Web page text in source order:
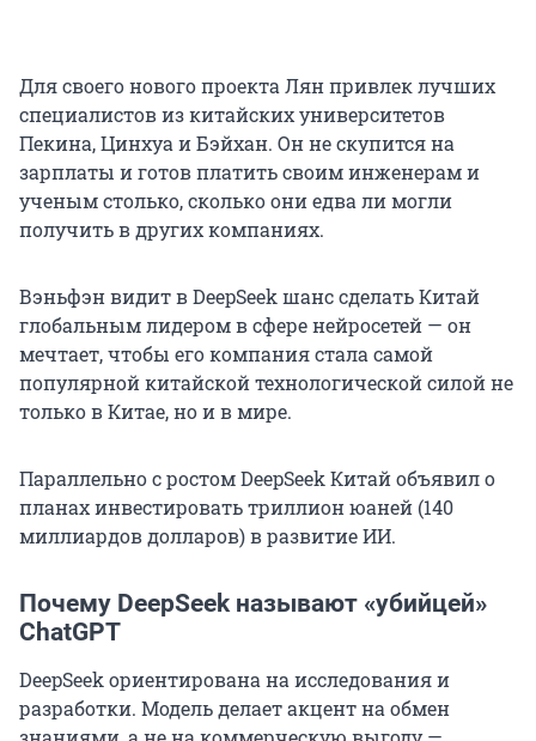
Для своего нового проекта Лян привлек лучших
специалистов из китайских университетов
Пекина, Цинхуа и Бэйхан. Он не скупится на
зарплаты и готов платить своим инженерам и
ученым столько, сколько они едва ли могли
получить в других компаниях.
Вэньфэн видит в DeepSeek шанс сделать Китай
глобальным лидером в сфере нейросетей — он
мечтает, чтобы его компания стала самой
популярной китайской технологической силой не
только в Китае, но и в мире.
Параллельно с ростом DeepSeek Китай объявил о
планах инвестировать триллион юаней (140
миллиардов долларов) в развитие ИИ.
Почему DeepSeek называют «убийцей»
ChatGPT
DeepSeek ориентирована на исследования и
разработки. Модель делает акцент на обмен